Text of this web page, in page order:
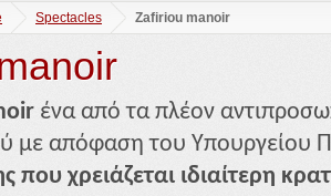
Spectacles Zafiriou manoir
ένα από τα πλέον
με απόφαση του Υπουργείου
που χρειάζεται ιδιαίτερη